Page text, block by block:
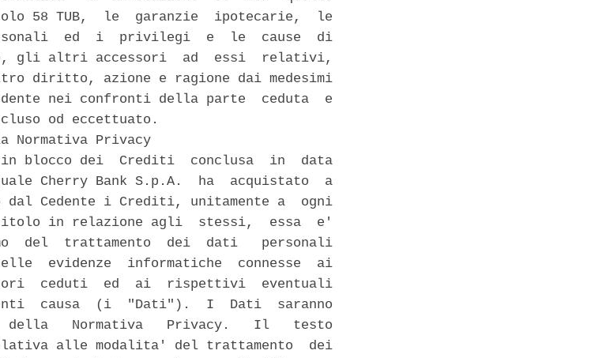
58 TUB,  le  garanzie  ipotecarie,  le
ed  i  privilegi  e  le  cause  di
gli altri accessori  ad  essi  relativi,
diritto, azione e ragione dai medesimi
nei confronti della parte  ceduta  e
od eccettuato.
Normativa Privacy
blocco dei  Crediti  conclusa  in  data
Cherry Bank S.p.A.  ha  acquistato  a
Cedente i Crediti, unitamente a  ogni
in relazione agli  stessi,  essa  e'
del  trattamento  dei  dati   personali
evidenze  informatiche  connesse  ai
ceduti  ed  ai  rispettivi  eventuali
causa  (i  "Dati").  I  Dati  saranno
Normativa   Privacy.   Il   testo
alle modalita' del trattamento  dei